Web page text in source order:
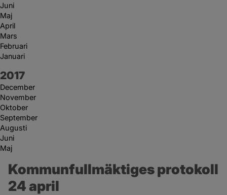
Juni
Maj
April
Mars
Februari
Januari
År:
2017
December
November
Oktober
September
Augusti
Juni
Maj
Kommunfullmäktiges protokoll
24 april